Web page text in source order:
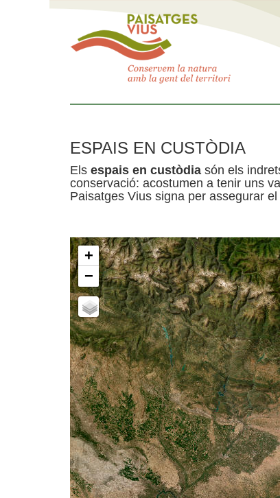
ESPAIS EN CUSTÒDIA
Els espais en custòdia són els
conservació: acostumen a tenir uns
Paisatges Vius signa per assegurar
+
−